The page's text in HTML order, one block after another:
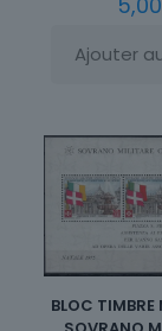
Ajouter
BLOC TIMBRE